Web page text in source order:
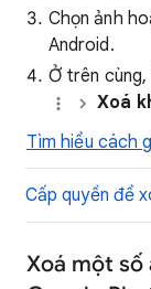
Chọn ảnh
Android.
Ở trên cùng,
Xoá
Tìm hiểu cách
Cấp quyền để
Xoá một số